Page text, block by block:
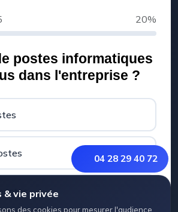
04 28 29 40 72
& vie privée
des cookies pour mesurer l'audience
20%
postes informatiques
dans l'entreprise ?